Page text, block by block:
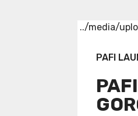
../media/
PAFI